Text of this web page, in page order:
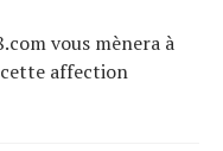
vous mènera à
affection